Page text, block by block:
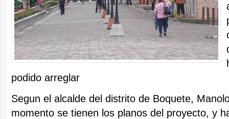
podido arreglar
Segun el alcalde del distrito de Boquete,
momento se tienen los planos del proyecto, y